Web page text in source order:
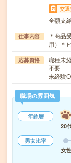
交通
全額支
仕事内容
＊商品
用）＊
応募資格
職種未
不要
未経験
職場の雰囲気
年齢層
20
男女比率
女性